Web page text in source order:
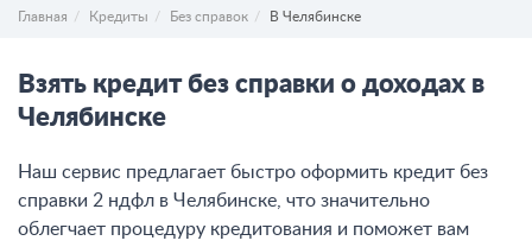
Главная Кредиты Без справок В Челябинске
Взять кредит без справки о доходах в
Челябинске
Наш сервис предлагает быстро оформить кредит без
справки 2 ндфл в Челябинске, что значительно
облегчает процедуру кредитования и поможет вам